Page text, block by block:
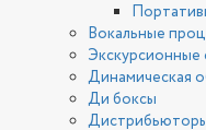
Вокальные
Динамическая
Ди боксы